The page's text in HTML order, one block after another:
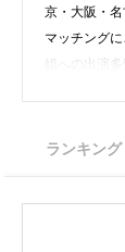
京・大阪・
マッチング
組への出演
ランキング